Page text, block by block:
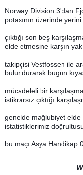
Norway Division 3'dan
potasının üzerinde yerini
çıktığı son beş
elde etmesine karşın
takipçisi Vestfossen ile
bulundurarak bugün
mücadeleli bir
istikrarsız çıktığı
genelde mağlubiyet elde
istatistiklerimiz
bu maçı Asya Handikap